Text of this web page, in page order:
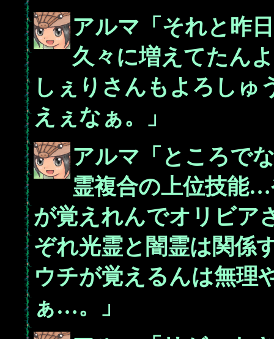
アルマ「それと昨
久々に増えてたん
しぇりさんもよろしゅ
えぇなぁ。」
アルマ「ところで
霊複合の上位技能
が覚えれんでオリビア
ぞれ光霊と闇霊は関係
ウチが覚えるんは無理
ぁ…。」